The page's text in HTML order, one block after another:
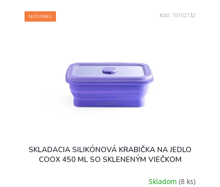
NOVINKA
SKLADACIA SILIKÓNOVÁ KRABIČKA NA JEDLO
COOX 450 ML SO SKLENENÝM VIEČKOM
Skladom (8 ks)
Kód: 10102132